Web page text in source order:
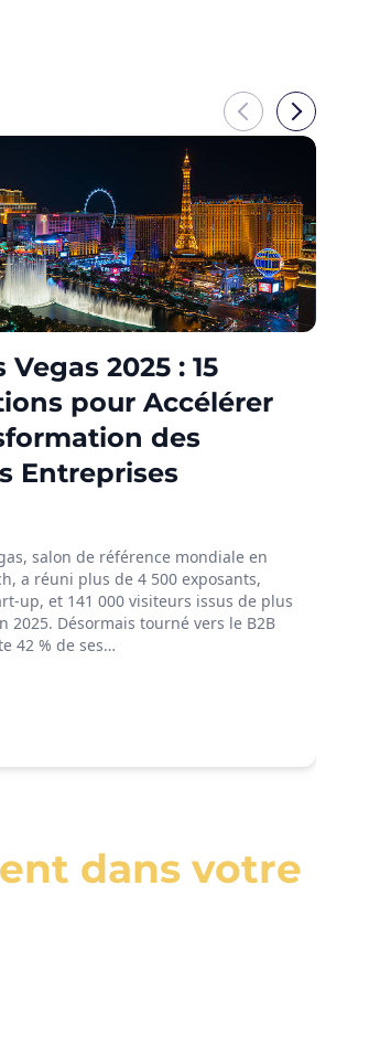
Vegas 2025 : 15
pour Accélérer
des
Entreprises
salon de référence mondiale en
a réuni plus de 4 500 exposants,
up, et 141 000 visiteurs issus de plus
2025. Désormais tourné vers le B2B
42 % de ses…
dans votre